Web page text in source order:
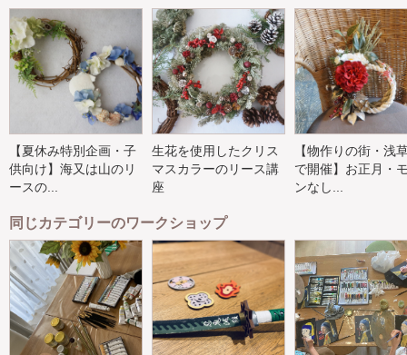
【夏休み特別企画・子
供向け】海又は山のリ
ースの...
生花を使用したクリス
マスカラーのリース講
座
【物作りの街・浅
で開催】お正月・
ンなし...
同じカテゴリーのワークショップ